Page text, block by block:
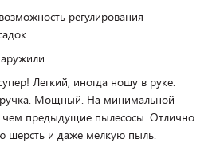
регулирования
Легкий, иногда ношу в руке.
ручка. Мощный. На минимальной
чем предыдущие пылесосы. Отлично
шерсть и даже мелкую пыль.